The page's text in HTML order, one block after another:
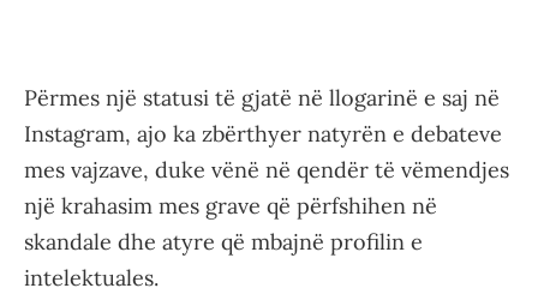
Përmes një statusi të gjatë në llogarinë e saj në
Instagram, ajo ka zbërthyer natyrën e debateve
mes vajzave, duke vënë në qendër të vëmendjes
një krahasim mes grave që përfshihen në
skandale dhe atyre që mbajnë profilin e
intelektuales.